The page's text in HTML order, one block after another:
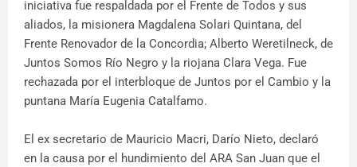
iniciativa fue respaldada por el Frente de Todos y sus
aliados, la misionera Magdalena Solari Quintana, del
Frente Renovador de la Concordia; Alberto Weretilneck, de
Juntos Somos Río Negro y la riojana Clara Vega. Fue
rechazada por el interbloque de Juntos por el Cambio y la
puntana María Eugenia Catalfamo.
El ex secretario de Mauricio Macri, Darío Nieto, declaró
en la causa por el hundimiento del ARA San Juan que el